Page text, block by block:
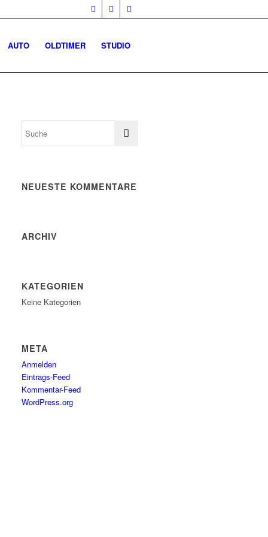
AUTO OLDTIMER STUDIO
NEUESTE KOMMENTARE
ARCHIV
KATEGORIEN
Keine Kategorien
META
Anmelden
Eintrags-Feed
Kommentar-Feed
WordPress.org